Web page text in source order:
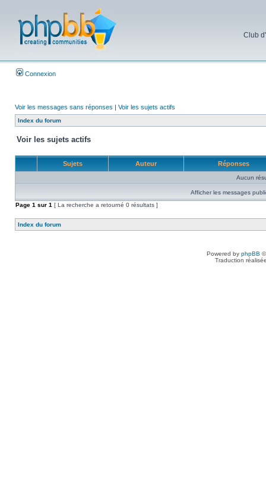
Club
Connexion
Voir les messages sans réponses | Voir les sujets actifs
Index du forum
Voir les sujets actifs
Sujets Auteur Réponses
Aucun
Afficher les messages
Page 1 sur 1 [ La recherche a retourné 0 résultats ]
Index du forum
Powered by phpBB
Traduction